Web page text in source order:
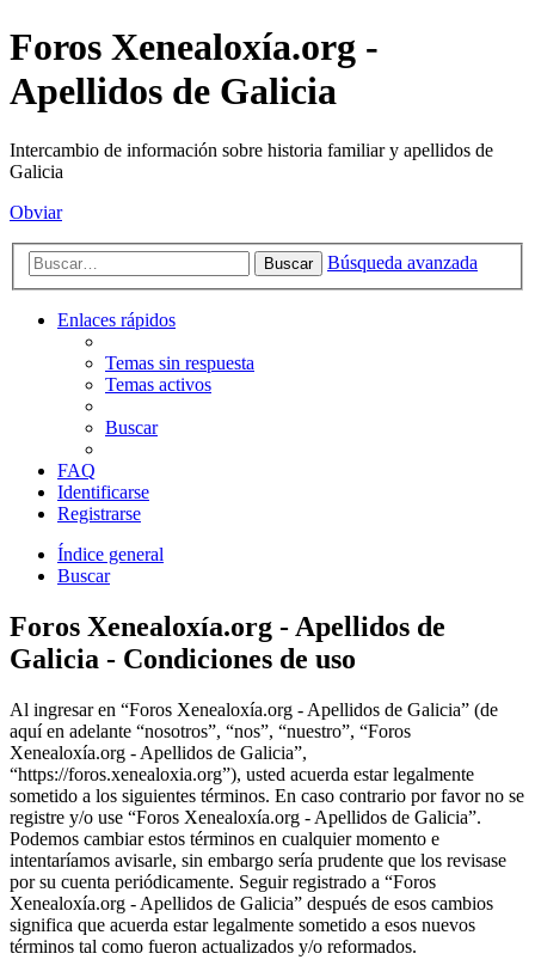
Foros Xenealoxía.org -
Apellidos de Galicia
Intercambio de información sobre historia familiar y apellidos de
Galicia
Obviar
Buscar Búsqueda avanzada
Enlaces rápidos
Temas sin respuesta
Temas activos
Buscar
FAQ
Identificarse
Registrarse
Índice general
Buscar
Foros Xenealoxía.org - Apellidos de
Galicia - Condiciones de uso
Al ingresar en “Foros Xenealoxía.org - Apellidos de Galicia” (de
aquí en adelante “nosotros”, “nos”, “nuestro”, “Foros
Xenealoxía.org - Apellidos de Galicia”,
“https://foros.xenealoxia.org”), usted acuerda estar legalmente
sometido a los siguientes términos. En caso contrario por favor no se
registre y/o use “Foros Xenealoxía.org - Apellidos de Galicia”.
Podemos cambiar estos términos en cualquier momento e
intentaríamos avisarle, sin embargo sería prudente que los revisase
por su cuenta periódicamente. Seguir registrado a “Foros
Xenealoxía.org - Apellidos de Galicia” después de esos cambios
significa que acuerda estar legalmente sometido a esos nuevos
términos tal como fueron actualizados y/o reformados.